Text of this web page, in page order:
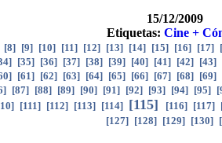
15/12/2009
Etiquetas: Cine +
[8] [9] [10] [11] [12] [13] [14] [15] [16] [17] [
] [35] [36] [37] [38] [39] [40] [41] [42] [43]
] [61] [62] [63] [64] [65] [66] [67] [68] [69]
] [87] [88] [89] [90] [91] [92] [93] [94] [95] [
] [111] [112] [113] [114] [115] [116] [117]
[127] [128] [129] [130] [